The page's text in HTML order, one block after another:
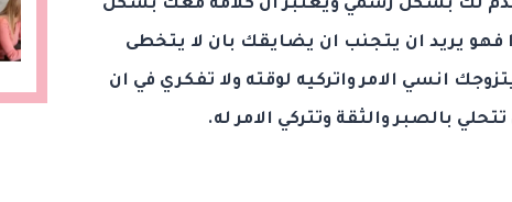
لك بشكل رسمي ويعتبر ان كلامه معك بشكل
يريد ان يتجنب ان يضايقك بان لا يتخطى
انسي الامر واتركيه لوقته ولا تفكري في ان
بالصبر والثقة وتتركي الامر له.